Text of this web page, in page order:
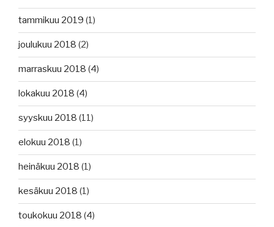
tammikuu 2019 (1)
joulukuu 2018 (2)
marraskuu 2018 (4)
lokakuu 2018 (4)
syyskuu 2018 (11)
elokuu 2018 (1)
heinäkuu 2018 (1)
kesäkuu 2018 (1)
toukokuu 2018 (4)